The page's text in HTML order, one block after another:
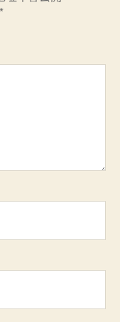
*